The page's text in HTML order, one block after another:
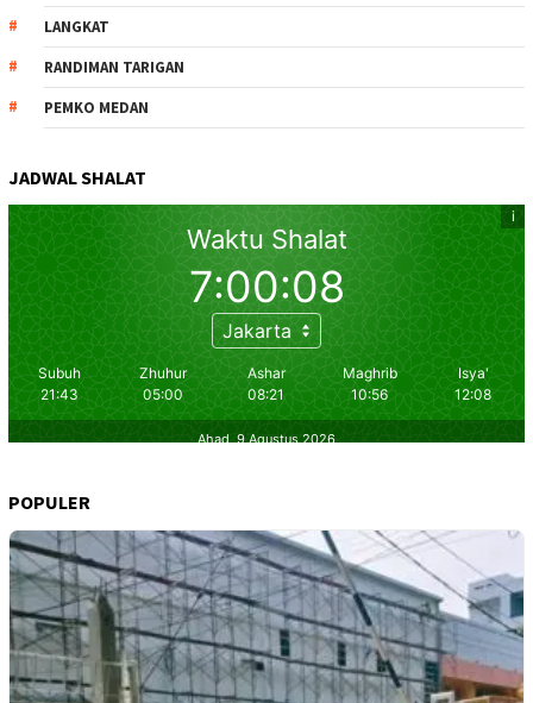
LANGKAT
RANDIMAN TARIGAN
PEMKO MEDAN
JADWAL SHALAT
POPULER